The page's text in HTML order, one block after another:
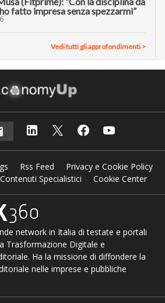
fatto impresa senza spezzarmi”
Vedi tutti gli approfondimenti >
Rss Feed
Privacy e Cookie Policy
Specialistici
Cookie Center
network in Italia di testate e portali
Trasformazione Digitale e
Ha la missione di diffondere la
nelle imprese e pubbliche